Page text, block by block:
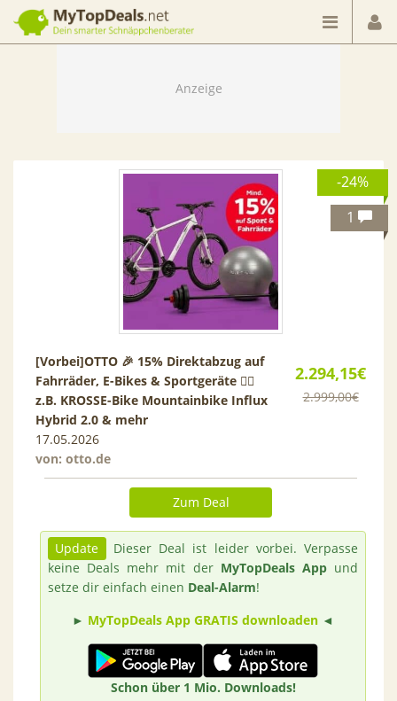
Dein smarter Schnäppchenberater
-24%
1
2.294,15€
2.999,00€
[Vorbei]OTTO 🎉 15% Direktabzug auf
Fahrräder, E-Bikes & Sportgeräte 🚴‍♀️
z.B. KROSSE-Bike Mountainbike Influx
Hybrid 2.0 & mehr
17.05.2026
von: otto.de
Zum Deal
Update
Dieser Deal ist leider vorbei. Verpasse
keine Deals mehr mit der MyTopDeals Appund
setze dir einfach einen Deal-Alarm!
► MyTopDeals App GRATIS downloaden ◄
Schon über 1 Mio. Downloads!